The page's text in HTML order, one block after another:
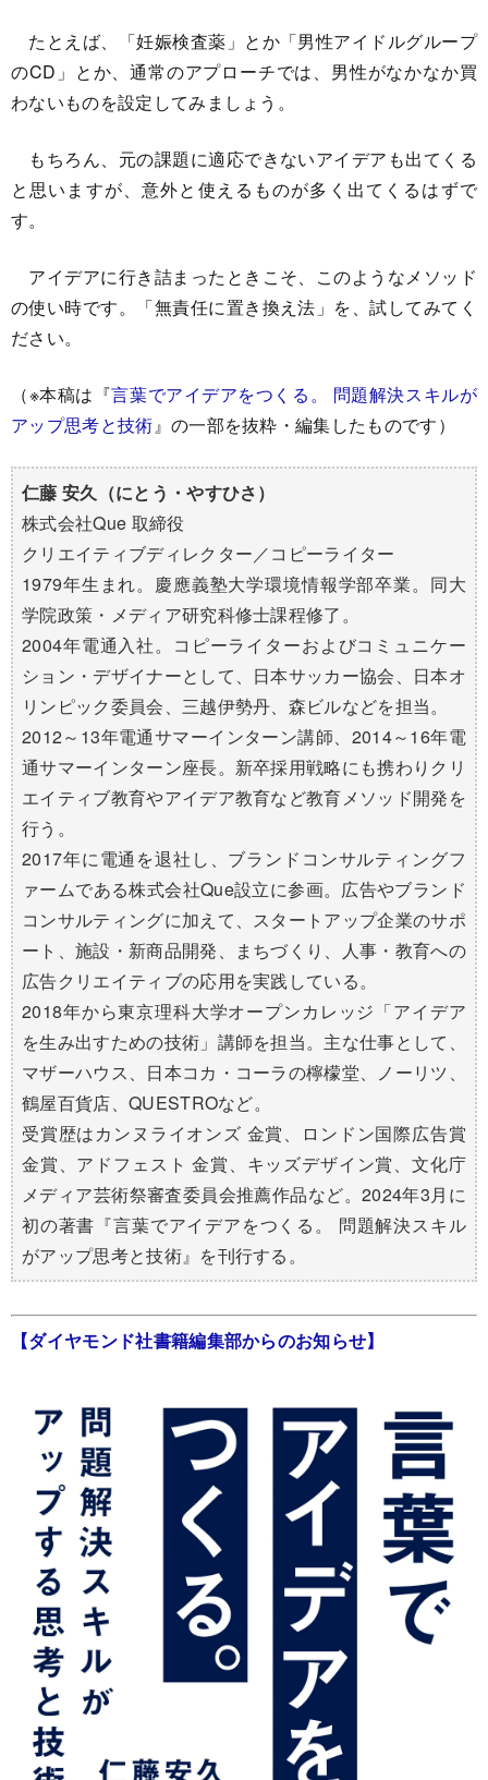
たとえば、「妊娠検査薬」とか「男性アイドルグループ
のCD」とか、通常のアプローチでは、男性がなかなか買
わないものを設定してみましょう。
もちろん、元の課題に適応できないアイデアも出てくる
と思いますが、意外と使えるものが多く出てくるはずで
す。
アイデアに行き詰まったときこそ、このようなメソッド
の使い時です。「無責任に置き換え法」を、試してみてく
ださい。
（※本稿は『言葉でアイデアをつくる。 問題解決スキルが
アップ思考と技術』の一部を抜粋・編集したものです）
仁藤 安久（にとう・やすひさ）
株式会社Que 取締役
クリエイティブディレクター／コピーライター
1979年生まれ。慶應義塾大学環境情報学部卒業。同大
学院政策・メディア研究科修士課程修了。
2004年電通入社。コピーライターおよびコミュニケー
ション・デザイナーとして、日本サッカー協会、日本オ
リンピック委員会、三越伊勢丹、森ビルなどを担当。
2012～13年電通サマーインターン講師、2014～16年電
通サマーインターン座長。新卒採用戦略にも携わりクリ
エイティブ教育やアイデア教育など教育メソッド開発を
行う。
2017年に電通を退社し、ブランドコンサルティングフ
ァームである株式会社Que設立に参画。広告やブランド
コンサルティングに加えて、スタートアップ企業のサポ
ート、施設・新商品開発、まちづくり、人事・教育への
広告クリエイティブの応用を実践している。
2018年から東京理科大学オープンカレッジ「アイデア
を生み出すための技術」講師を担当。主な仕事として、
マザーハウス、日本コカ・コーラの檸檬堂、ノーリツ、
鶴屋百貨店、QUESTROなど。
受賞歴はカンヌライオンズ 金賞、ロンドン国際広告賞
金賞、アドフェスト 金賞、キッズデザイン賞、文化庁
メディア芸術祭審査委員会推薦作品など。2024年3月に
初の著書『言葉でアイデアをつくる。 問題解決スキル
がアップ思考と技術』を刊行する。
【ダイヤモンド社書籍編集部からのお知らせ】